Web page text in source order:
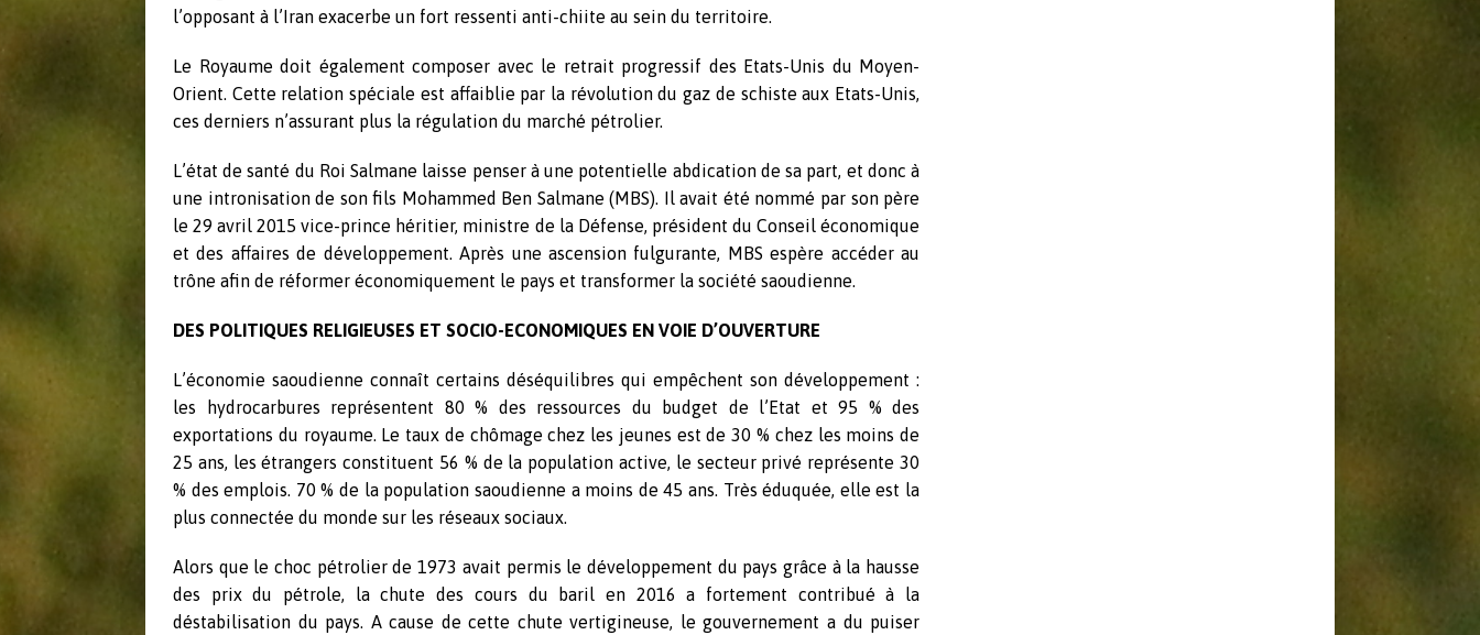
l’opposant à l’Iran exacerbe un fort ressenti anti-chiite au sein du territoire.
Le Royaume doit également composer avec le retrait progressif des Etats-Unis du Moyen-
Orient. Cette relation spéciale est affaiblie par la révolution du gaz de schiste aux Etats-Unis,
ces derniers n’assurant plus la régulation du marché pétrolier.
L’état de santé du Roi Salmane laisse penser à une potentielle abdication de sa part, et donc à
une intronisation de son fils Mohammed Ben Salmane (MBS). Il avait été nommé par son père
le 29 avril 2015 vice-prince héritier, ministre de la Défense, président du Conseil économique
et des affaires de développement. Après une ascension fulgurante, MBS espère accéder au
trône afin de réformer économiquement le pays et transformer la société saoudienne.
DES POLITIQUES RELIGIEUSES ET SOCIO-ECONOMIQUES EN VOIE D’OUVERTURE
L’économie saoudienne connaît certains déséquilibres qui empêchent son développement :
les hydrocarbures représentent 80 % des ressources du budget de l’Etat et 95 % des
exportations du royaume. Le taux de chômage chez les jeunes est de 30 % chez les moins de
25 ans, les étrangers constituent 56 % de la population active, le secteur privé représente 30
% des emplois. 70 % de la population saoudienne a moins de 45 ans. Très éduquée, elle est la
plus connectée du monde sur les réseaux sociaux.
Alors que le choc pétrolier de 1973 avait permis le développement du pays grâce à la hausse
des prix du pétrole, la chute des cours du baril en 2016 a fortement contribué à la
déstabilisation du pays. A cause de cette chute vertigineuse, le gouvernement a du puiser